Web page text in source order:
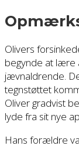
Olivers
begynde at lære
jævnaldrende.
tegnstøttet
Oliver gradvist
lyde fra sit nye
Hans forældre